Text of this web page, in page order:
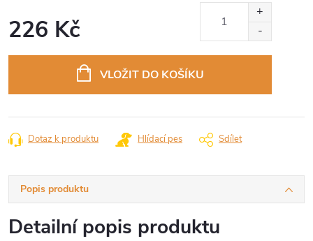
226 Kč
VLOŽIT DO KOŠÍKU
Dotaz k produktu Hlídací pes Sdílet
Popis produktu
Detailní popis produktu